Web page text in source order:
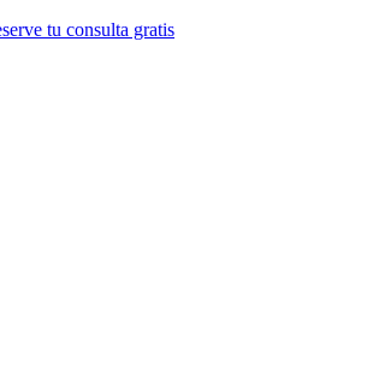
tu consulta gratis